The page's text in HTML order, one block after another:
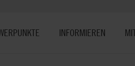
INFORMIEREN